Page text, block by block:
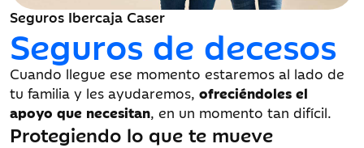
Seguros Ibercaja Caser
Seguros de decesos
Cuando llegue ese momento estaremos al lado de
tu familia y les ayudaremos, ofreciéndoles el
apoyo que necesitan, en un momento tan difícil.
Protegiendo lo que te mueve